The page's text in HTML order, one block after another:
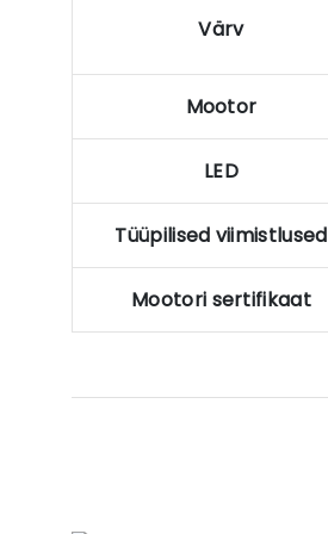
Värv
Mootor
LED
Tüüpilised viimistlused
Mootori sertifikaat